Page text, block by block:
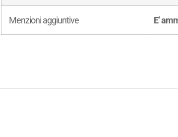
Menzioni aggiuntive E’